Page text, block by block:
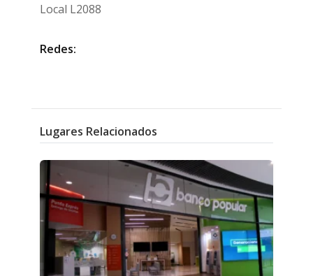
Local L2088
Redes:
Lugares Relacionados